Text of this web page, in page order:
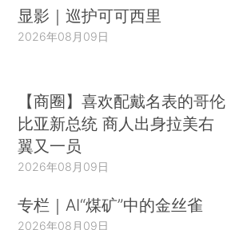
显影｜巡护可可西里
2026年08月09日
【商圈】喜欢配戴名表的哥伦
比亚新总统 商人出身拉美右
翼又一员
2026年08月09日
专栏｜AI“煤矿”中的金丝雀
2026年08月09日